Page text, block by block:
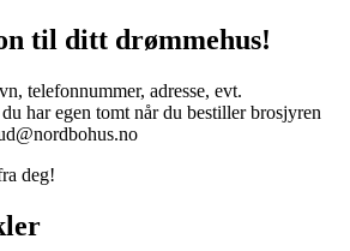
til ditt drømmehus!
telefonnummer, adresse, evt.
har egen tomt når du bestiller brosjyren
deg!